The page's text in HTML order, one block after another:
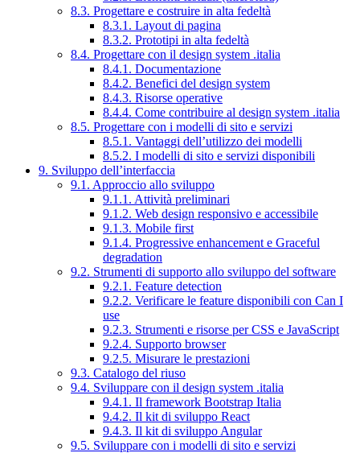
8.3. Progettare e costruire in alta fedeltà
8.3.1. Layout di pagina
8.3.2. Prototipi in alta fedeltà
8.4. Progettare con il design system .italia
8.4.1. Documentazione
8.4.2. Benefici del design system
8.4.3. Risorse operative
8.4.4. Come contribuire al design system .italia
8.5. Progettare con i modelli di sito e servizi
8.5.1. Vantaggi dell’utilizzo dei modelli
8.5.2. I modelli di sito e servizi disponibili
9. Sviluppo dell’interfaccia
9.1. Approccio allo sviluppo
9.1.1. Attività preliminari
9.1.2. Web design responsivo e accessibile
9.1.3. Mobile first
9.1.4. Progressive enhancement e Graceful
degradation
9.2. Strumenti di supporto allo sviluppo del software
9.2.1. Feature detection
9.2.2. Verificare le feature disponibili con Can I
use
9.2.3. Strumenti e risorse per CSS e JavaScript
9.2.4. Supporto browser
9.2.5. Misurare le prestazioni
9.3. Catalogo del riuso
9.4. Sviluppare con il design system .italia
9.4.1. Il framework Bootstrap Italia
9.4.2. Il kit di sviluppo React
9.4.3. Il kit di sviluppo Angular
9.5. Sviluppare con i modelli di sito e servizi